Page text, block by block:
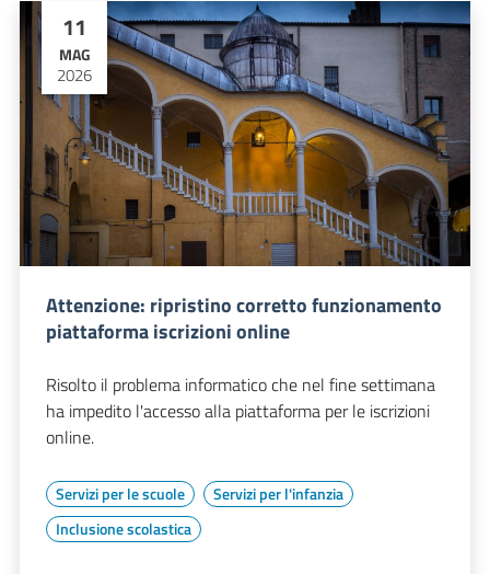
11
MAG
2026
Attenzione: ripristino corretto funzionamento
piattaforma iscrizioni online
Risolto il problema informatico che nel fine settimana
ha impedito l'accesso alla piattaforma per le iscrizioni
online.
Servizi per le scuole
Servizi per l'infanzia
Inclusione scolastica